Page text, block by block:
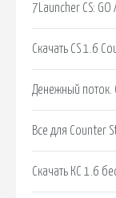
7Launcher CS:
Скачать CS 1.6
Денежный поток.
Все для Counter
Скачать КС 1.6